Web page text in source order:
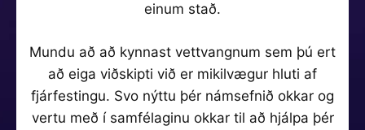
einum stað.
Mundu að að kynnast vettvangnum sem þú ert
að eiga viðskipti við er mikilvægur hluti af
fjárfestingu. Svo nýttu þér námsefnið okkar og
vertu með í samfélaginu okkar til að hjálpa þér